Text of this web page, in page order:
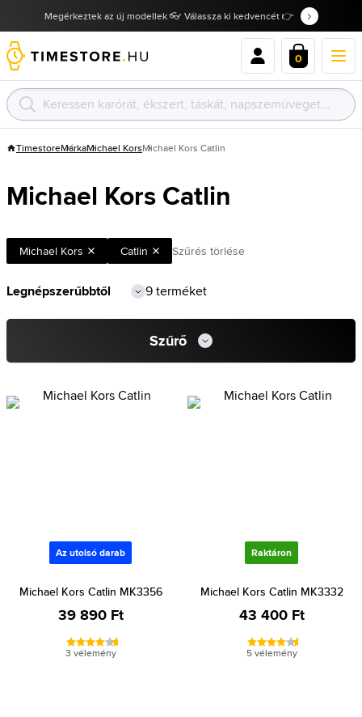
Megérkeztek az új modellek 👓 Válassza ki kedvencét 👉
0
TimestoreMárkaMichael KorsMichael Kors Catlin
Michael Kors Catlin
Michael Kors Catlin Szűrés törlése
9 terméket
Szűrő
Az utolsó darab
Michael Kors Catlin MK3356
39 890 Ft
3 vélemény
Raktáron
Michael Kors Catlin MK3332
43 400 Ft
5 vélemény